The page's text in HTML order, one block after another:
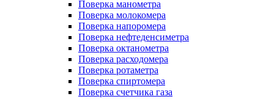
Поверка манометра
Поверка молокомера
Поверка напоромера
Поверка нефтеденсиметра
Поверка октанометра
Поверка расходомера
Поверка ротаметра
Поверка спиртомера
Поверка счетчика газа